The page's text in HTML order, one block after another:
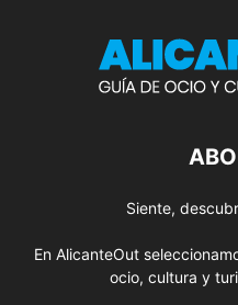
Siente,
En AlicanteOut
ocio, cultura y